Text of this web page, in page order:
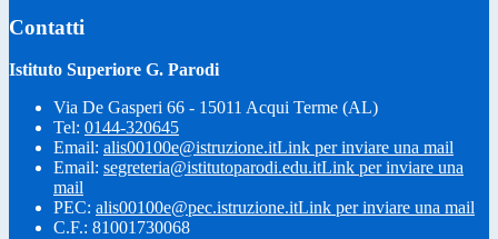
Contatti
Istituto Superiore G. Parodi
Via De Gasperi 66 - 15011 Acqui Terme (AL)
Tel: 0144-320645
Email: alis00100e@istruzione.itLink per inviare una mail
Email: segreteria@istitutoparodi.edu.itLink per inviare una
mail
PEC: alis00100e@pec.istruzione.itLink per inviare una mail
C.F.: 81001730068